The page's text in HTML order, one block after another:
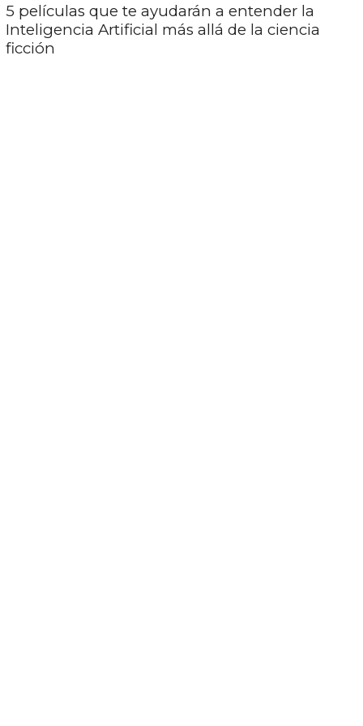
5 películas que te ayudarán a entender la
Inteligencia Artificial más allá de la ciencia
ficción